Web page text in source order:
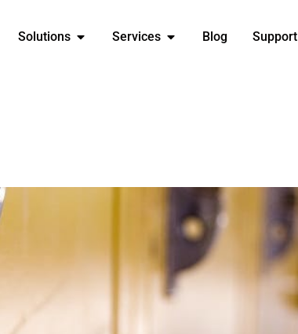
Solutions Services Blog Support